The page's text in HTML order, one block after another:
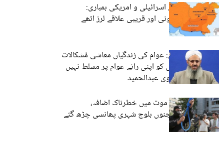
مغربی بلوچستان اسرائیلی و امریکی بمباری:
دھماکوں سے جیونی اور قریبی علاقے لرز اٹھے
مغربی بلوچستان: عوام کی زندگیاں معاشی مُشکالات
کا شکار ہیں، کسی کو اپنی رائے عوام پر مسلط نہیں
کرنی چاہیے۔ مولوی عبدالحمید
ایران میں سزائے موت میں خطرناک اضافہ،
بلوچستان کے درجنوں بلوچ شہری پھانسی چڑھ گئے